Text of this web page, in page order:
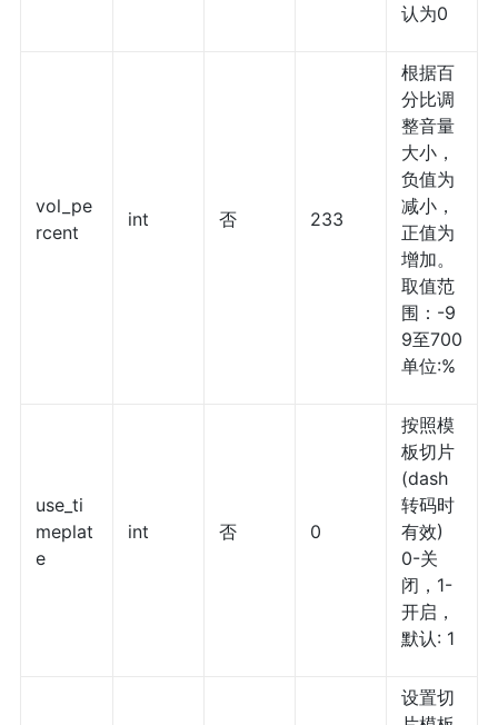
认为0
vol_pe
rcent
int 否 233
根据百
分比调
整音量
大小，
负值为
减小，
正值为
增加。
取值范
围：-9
9至700
单位:%
use_ti
meplat
e
int 否 0
按照模
板切片
(dash
转码时
有效)
0-关
闭，1-
开启，
默认: 1
设置切